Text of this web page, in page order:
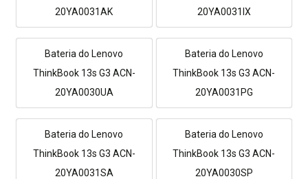
20YA0031AK
20YA0031IX
Bateria do Lenovo
ThinkBook 13s G3 ACN-
20YA0030UA
Bateria do Lenovo
ThinkBook 13s G3 ACN-
20YA0031PG
Bateria do Lenovo
ThinkBook 13s G3 ACN-
20YA0031SA
Bateria do Lenovo
ThinkBook 13s G3 ACN-
20YA0030SP